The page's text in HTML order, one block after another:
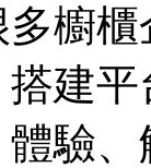
櫥
建
驗